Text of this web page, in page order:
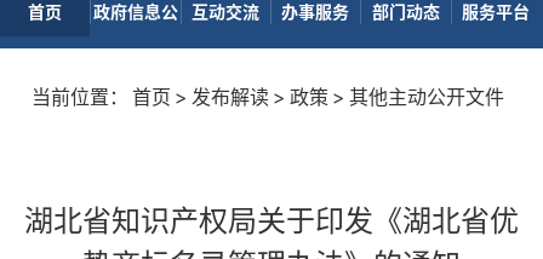
首页 政府信息公 互动交流 办事服务 部门动态 服务平台
当前位置： 首页 > 发布解读 > 政策 > 其他主动公开文件
湖北省知识产权局关于印发《湖北省优